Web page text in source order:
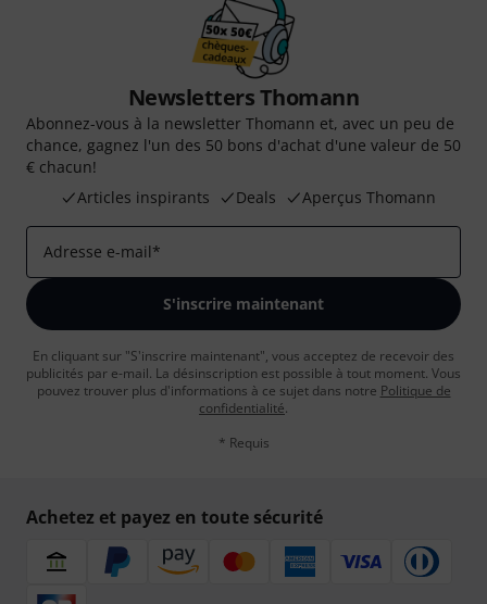
Newsletters Thomann
Abonnez-vous à la newsletter Thomann et, avec un peu de
chance, gagnez l'un des 50 bons d'achat d'une valeur de 50
€ chacun!
Articles inspirants
Deals Aperçus Thomann
Adresse e-mail*
S'inscrire maintenant
En cliquant sur "S'inscrire maintenant", vous acceptez de recevoir des
publicités par e-mail. La désinscription est possible à tout moment. Vous
pouvez trouver plus d'informations à ce sujet dans notre Politique de
confidentialité.
* Requis
Achetez et payez en toute sécurité